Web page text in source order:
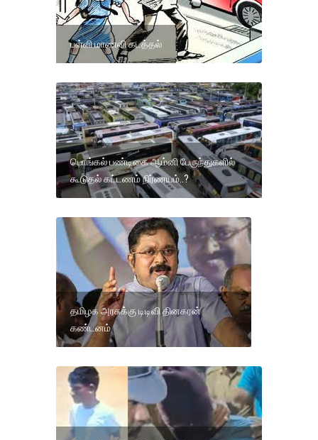
பள்ளி மாணவி கடத்தல்
பொங்கல் பண்டிகை ஆம்னி பேருந்துகளில்
கூடுதல் கட்டணம் நிர்ணயம்..?
தமிழக அரசுக்கு டிடிவி தினகரன்
கண்டனம்